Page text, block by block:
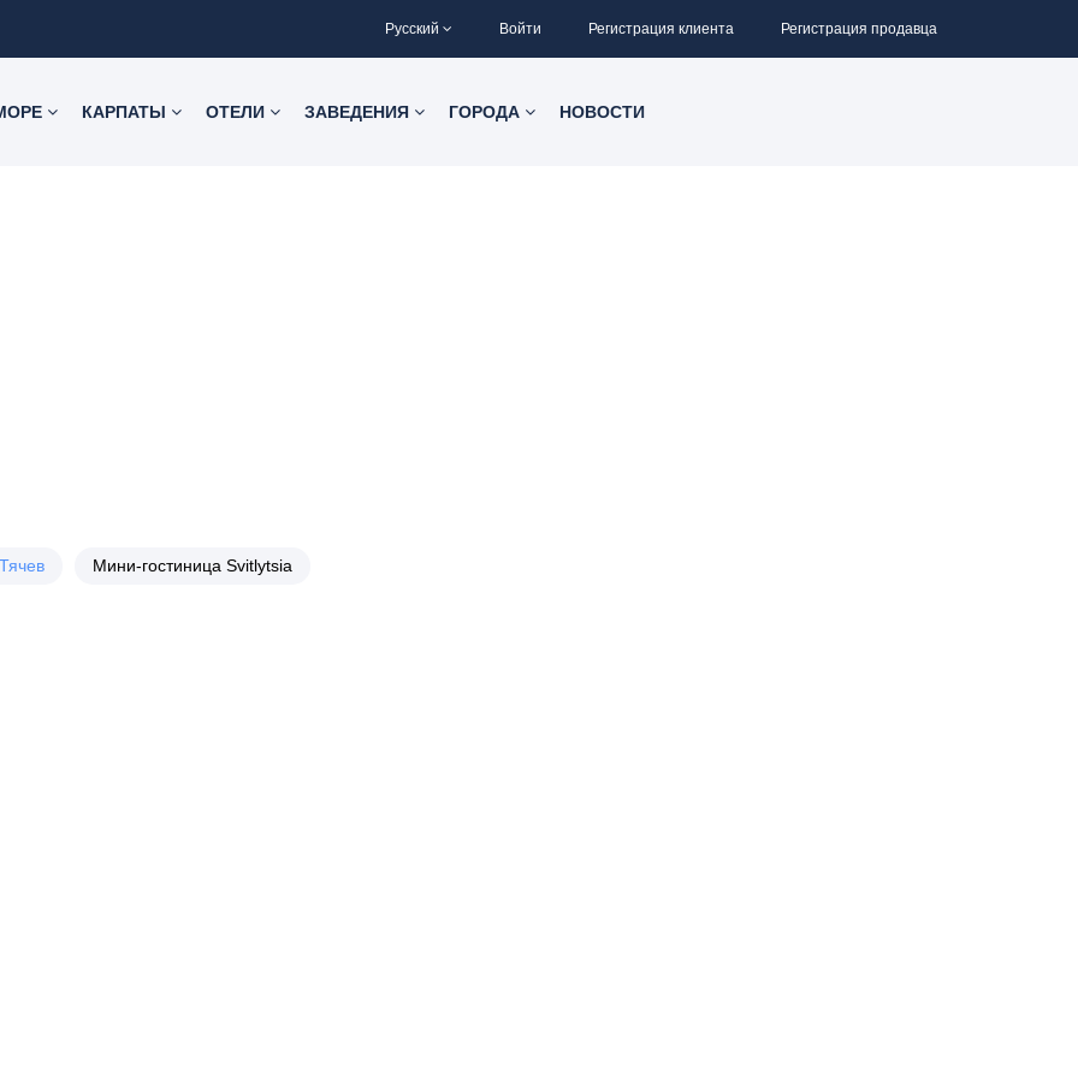
Русский Войти Регистрация клиента Регистрация продавца
КАРПАТЫ ОТЕЛИ ЗАВЕДЕНИЯ ГОРОДА НОВОСТИ
Тячев Мини-гостиница Svitlytsia